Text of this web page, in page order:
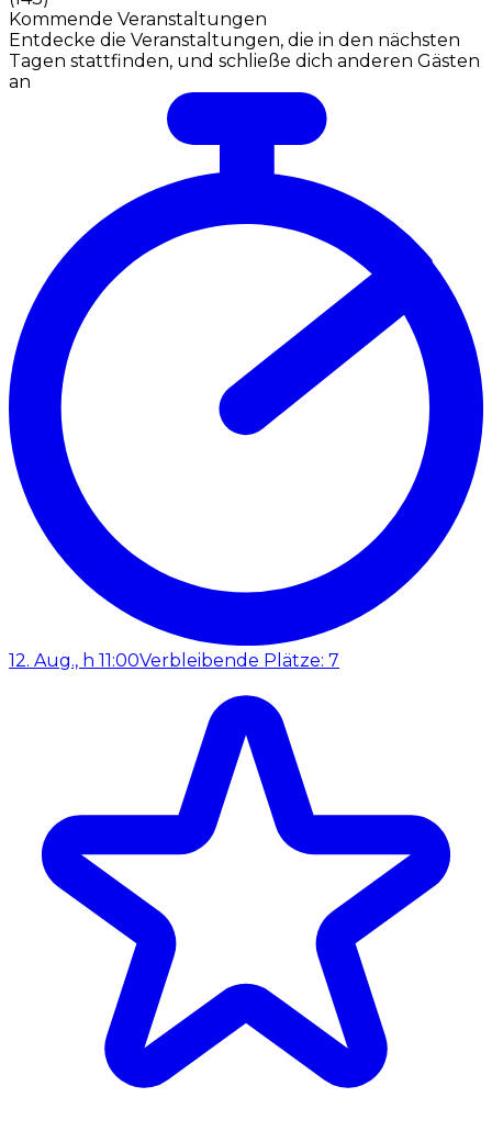
Kommende Veranstaltungen
Entdecke die Veranstaltungen, die in den nächsten
Tagen stattfinden, und schließe dich anderen Gästen
an
12. Aug., h 11:00Verbleibende Plätze: 7